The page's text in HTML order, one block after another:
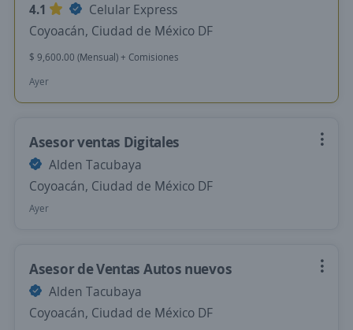
4.1
Celular Express
Coyoacán, Ciudad de México DF
$ 9,600.00 (Mensual) + Comisiones
Ayer
Asesor ventas Digitales
Alden Tacubaya
Coyoacán, Ciudad de México DF
Ayer
Asesor de Ventas Autos nuevos
Alden Tacubaya
Coyoacán, Ciudad de México DF